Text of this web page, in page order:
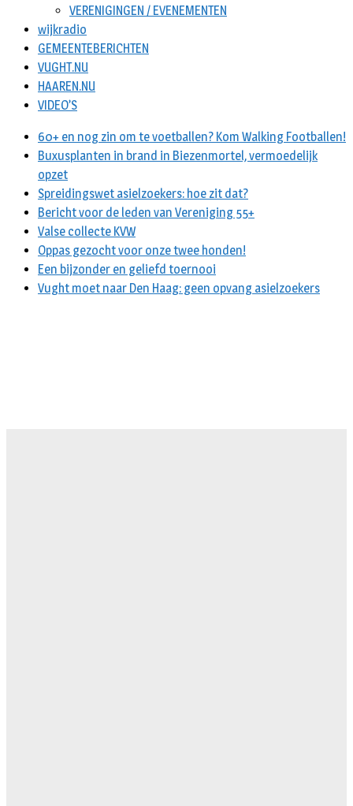
VERENIGINGEN / EVENEMENTEN
wijkradio
GEMEENTEBERICHTEN
VUGHT.NU
HAAREN.NU
VIDEO’S
60+ en nog zin om te voetballen? Kom Walking Footballen!
Buxusplanten in brand in Biezenmortel, vermoedelijk
opzet
Spreidingswet asielzoekers: hoe zit dat?
Bericht voor de leden van Vereniging 55+
Valse collecte KVW
Oppas gezocht voor onze twee honden!
Een bijzonder en geliefd toernooi
Vught moet naar Den Haag: geen opvang asielzoekers